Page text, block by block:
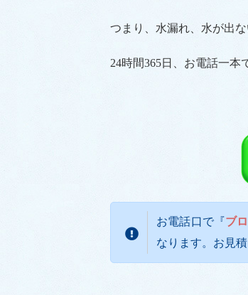
つまり、水漏れ、水が出
24時間365日、お電話一本
お電話口で『ブ
なります。お見